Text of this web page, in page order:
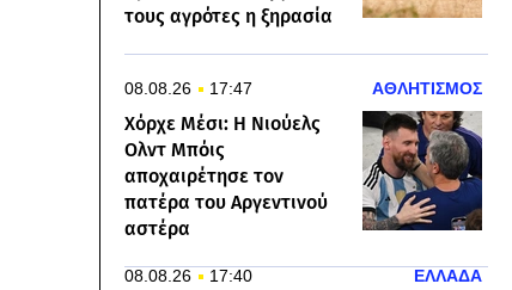
τους αγρότες η ξηρασία
08.08.26 17:47 ΑΘΛΗΤΙΣΜΟΣ
Χόρχε Μέσι: Η Νιούελς
Ολντ Μπόις
αποχαιρέτησε τον
πατέρα του Αργεντινού
αστέρα
08.08.26 17:40 ΕΛΛΑΔΑ